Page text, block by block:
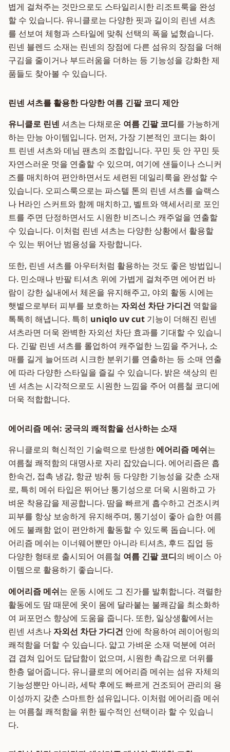
볍게 걸쳐주는 것만으로도 스타일리시한 리조트룩을 완성
할 수 있습니다. 유니클로는 다양한 핏과 길이의 린넨 셔츠
를 선보여 체형과 스타일에 맞춰 선택의 폭을 넓혔습니다.
린넨 블렌드 소재는 린넨의 장점에 다른 섬유의 장점을 더해
구김을 줄이거나 부드러움을 더하는 등 기능성을 강화한 제
품들도 찾아볼 수 있습니다.
린넨 셔츠를 활용한 다양한 여름 긴팔 코디 제안
유니클로 린넨 셔츠는 다채로운 여름 긴팔 코디를 가능하게
하는 만능 아이템입니다. 먼저, 가장 기본적인 코디는 화이
트 린넨 셔츠와 데님 팬츠의 조합입니다. 꾸민 듯 안 꾸민 듯
자연스러운 멋을 연출할 수 있으며, 여기에 샌들이나 스니커
즈를 매치하여 편안하면서도 세련된 데일리룩을 완성할 수
있습니다. 오피스룩으로는 파스텔 톤의 린넨 셔츠를 슬랙스
나 H라인 스커트와 함께 매치하고, 벨트와 액세서리로 포인
트를 주면 단정하면서도 시원한 비즈니스 캐주얼을 연출할
수 있습니다. 이처럼 린넨 셔츠는 다양한 상황에서 활용할
수 있는 뛰어난 범용성을 자랑합니다.
또한, 린넨 셔츠를 아우터처럼 활용하는 것도 좋은 방법입니
다. 민소매나 반팔 티셔츠 위에 가볍게 걸쳐주면 에어컨 바
람이 강한 실내에서 체온을 유지해주고, 야외 활동 시에는
햇볕으로부터 피부를 보호하는 자외선 차단 가디건 역할을
톡톡히 해냅니다. 특히 uniqlo uv cut 기능이 더해진 린넨
셔츠라면 더욱 완벽한 자외선 차단 효과를 기대할 수 있습니
다. 긴팔 린넨 셔츠를 롤업하여 캐주얼한 느낌을 주거나, 소
매를 길게 늘어뜨려 시크한 분위기를 연출하는 등 소매 연출
에 따라 다양한 스타일을 즐길 수 있습니다. 밝은 색상의 린
넨 셔츠는 시각적으로도 시원한 느낌을 주어 여름철 코디에
더욱 적합합니다.
에어리즘 메쉬: 궁극의 쾌적함을 선사하는 소재
유니클로의 혁신적인 기술력으로 탄생한 에어리즘 메쉬는
여름철 쾌적함의 대명사로 자리 잡았습니다. 에어리즘은 흡
한속건, 접촉 냉감, 항균 방취 등 다양한 기능성을 갖춘 소재
로, 특히 메쉬 타입은 뛰어난 통기성으로 더욱 시원하고 가
벼운 착용감을 제공합니다. 땀을 빠르게 흡수하고 건조시켜
피부를 항상 보송하게 유지해주며, 통기성이 좋아 습한 여름
에도 불쾌함 없이 편안하게 활동할 수 있도록 돕습니다. 에
어리즘 메쉬는 이너웨어뿐만 아니라 티셔츠, 후드 집업 등
다양한 형태로 출시되어 여름철 여름 긴팔 코디의 베이스 아
이템으로 활용하기 좋습니다.
에어리즘 메쉬는 운동 시에도 그 진가를 발휘합니다. 격렬한
활동에도 땀 때문에 옷이 몸에 달라붙는 불쾌감을 최소화하
여 퍼포먼스 향상에 도움을 줍니다. 또한, 일상생활에서는
린넨 셔츠나자외선 차단 가디건 안에 착용하여 레이어링의
쾌적함을 더할 수 있습니다. 얇고 가벼운 소재 덕분에 여러
겹 겹쳐 입어도 답답함이 없으며, 시원한 촉감으로 더위를
한층 덜어줍니다. 유니클로의 에어리즘 메쉬는 섬유 자체의
기능성뿐만 아니라, 세탁 후에도 빠르게 건조되어 관리의 용
이성까지 갖춘 스마트한 섬유입니다. 이처럼 에어리즘 메쉬
는 여름철 쾌적함을 위한 필수적인 선택이라 할 수 있습니
다.